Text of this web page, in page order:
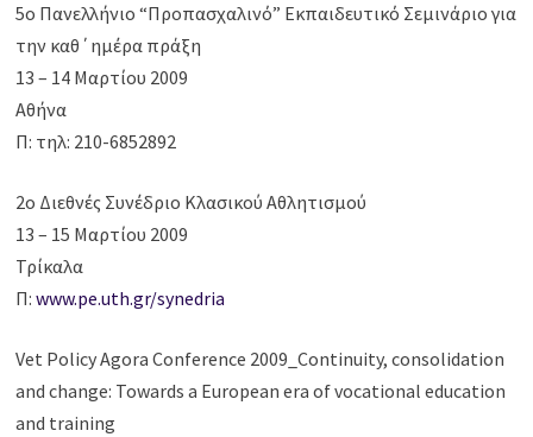
5ο Πανελλήνιο “Προπασχαλινό” Εκπαιδευτικό Σεμινάριο για
την καθ΄ημέρα πράξη
13 – 14 Μαρτίου 2009
Αθήνα
Π: τηλ: 210-6852892
2o Διεθνές Συνέδριο Kλασικού Αθλητισμού
13 – 15 Μαρτίου 2009
Τρίκαλα
Π:www.pe.uth.gr/synedria
Vet Policy Agora Conference 2009_Continuity, consolidation
and change: Towards a European era of vocational education
and training